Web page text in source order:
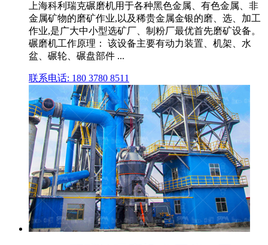
上海科利瑞克碾磨机用于各种黑色金属、有色金属、非
金属矿物的磨矿作业,以及稀贵金属金银的磨、选、加工
作业,是广大中小型选矿厂、制粉厂最优首先磨矿设备。
碾磨机工作原理： 该设备主要有动力装置、机架、水
盆、碾轮、碾盘部件 ...
联系电话: 180 3780 8511